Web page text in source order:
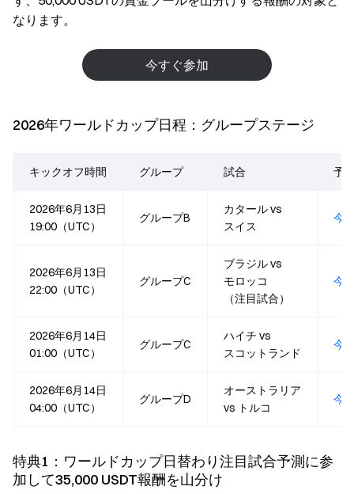
なります。
今すぐ参加
2026年ワールドカップ日程：グループステージ
キックオフ時間 グループ 試合 予
2026年6月13日
19:00（UTC）
グループB
カタール vs
スイス
今
2026年6月13日
22:00（UTC）
グループC
ブラジル vs
モロッコ
（注目試合）
今
2026年6月14日
01:00（UTC）
グループC
ハイチ vs
スコットランド
今
2026年6月14日
04:00（UTC）
グループD
オーストラリア
vs トルコ
今
特典1：ワールドカップ日替わり注目試合予測に参
加して35,000 USDT報酬を山分け